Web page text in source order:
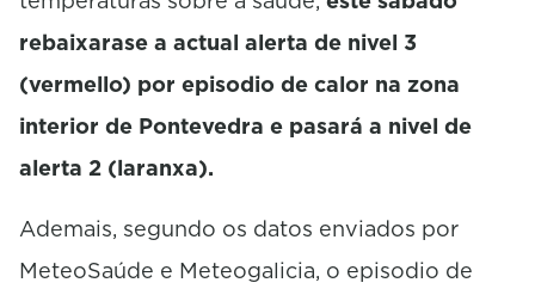
rebaixarase a actual alerta de nivel 3
(vermello) por episodio de calor na zona
interior de Pontevedra e pasará a nivel de
alerta 2 (laranxa).
Ademais, segundo os datos enviados por
MeteoSaúde e Meteogalicia, o episodio de